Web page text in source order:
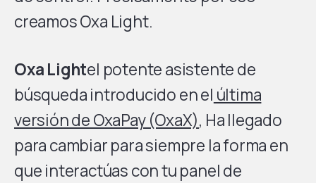
creamos Oxa Light.
Oxa Lightel potente asistente de
búsqueda introducido en el última
versión de OxaPay (OxaX), Ha llegado
para cambiar para siempre la forma en
que interactúas con tu panel de